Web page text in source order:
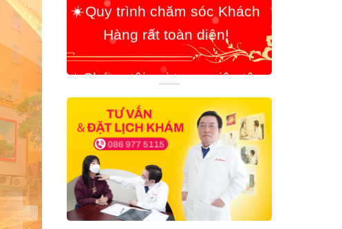
Chúng tôi coi trọng việc tận
tâm giúp đỡ Bệnh Nhân lên
hàng đầu!